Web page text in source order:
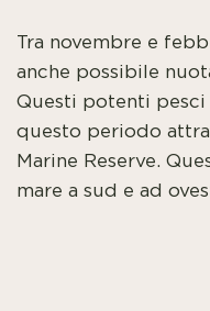
Tra novembre e
anche possibile
Questi potenti
questo periodo
Marine Reserve.
mare a sud e ad